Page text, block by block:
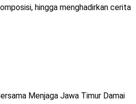
hingga menghadirkan cerita
Menjaga Jawa Timur Damai